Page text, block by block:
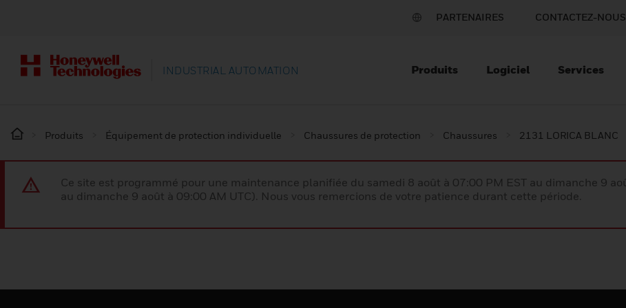
PARTENAIRES CONTACTEZ-NOUS
INDUSTRIAL AUTOMATION Produits Logiciel Services
Produits Équipement de protection individuelle Chaussures de protection Chaussures 2131 LORICA BLANC
Ce site est programmé pour une maintenance planifiée du samedi 8 août à 07:00 PM EST au dimanche 9
au dimanche 9 août à 09:00 AM UTC). Nous vous remercions de votre patience durant cette période.